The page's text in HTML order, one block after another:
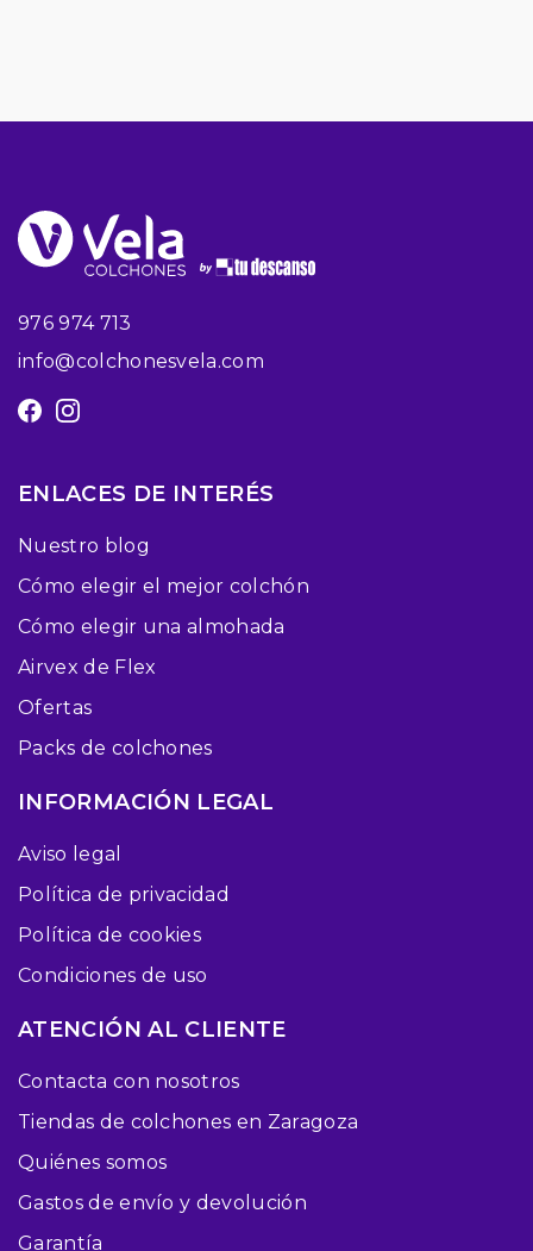
976 974 713
info@colchonesvela.com
ENLACES DE INTERÉS
Nuestro blog
Cómo elegir el mejor colchón
Cómo elegir una almohada
Airvex de Flex
Ofertas
Packs de colchones
INFORMACIÓN LEGAL
Aviso legal
Política de privacidad
Política de cookies
Condiciones de uso
ATENCIÓN AL CLIENTE
Contacta con nosotros
Tiendas de colchones en Zaragoza
Quiénes somos
Gastos de envío y devolución
Garantía